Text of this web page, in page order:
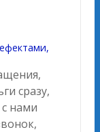
сразу,
нами